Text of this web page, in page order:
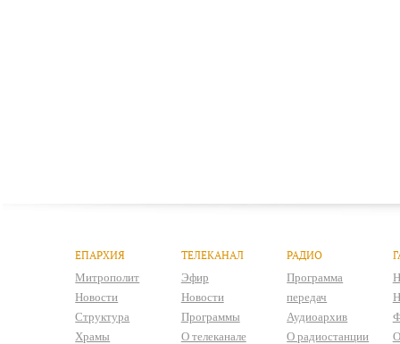
ЕПАРХИЯ
Митрополит
Новости
Структура
Храмы
ТЕЛЕКАНАЛ
Эфир
Новости
Программы
О телеканале
РАДИО
Программа
передач
Аудиоархив
О радиостанции